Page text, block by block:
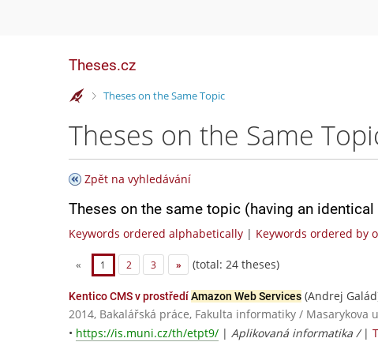
Theses.cz
>
Theses on the Same Topic
Theses on the Same
Zpět na vyhledávání
Theses on the same topic (having an
Keywords ordered alphabetically | Keywords ordered by
« 1 2 3 » (total: 24 theses)
Kentico CMS v prostředíAmazon Web Services (Andrej
2014, Bakalářská práce, Fakulta informatiky / Masarykova
• https://is.muni.cz/th/etpt9/ | Aplikovaná informatika / |